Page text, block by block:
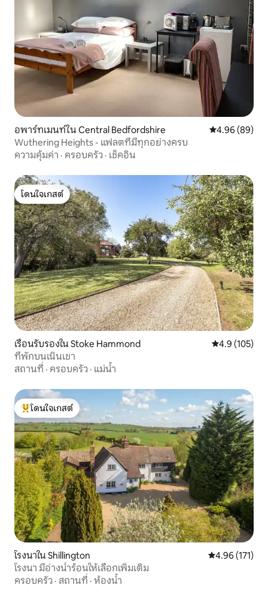
อพาร์ทเมนท์ใน Central Bedfordshire คะแนนเฉลี่ย
4.96 (89)
Wuthering Heights - แฟลตที่มีทุกอย่างครบ
ความคุ้มค่า · ครอบครัว · เช็คอิน
โดนใจเกสต์
โดนใจเกสต์
เรือนรับรองใน Stoke Hammond คะแนนเฉลี่ย
4.9 (105)
ที่พักบนเนินเขา
สถานที่ · ครอบครัว · แม่น้ำ
โดนใจเกสต์ที่สุด
โดนใจเกสต์
โรงนาใน Shillington คะแนนเฉลี่ย
4.96 (171)
โรงนา มีอ่างน้ำร้อนให้เลือกเพิ่มเติม
ครอบครัว · สถานที่ · ห้องน้ำ